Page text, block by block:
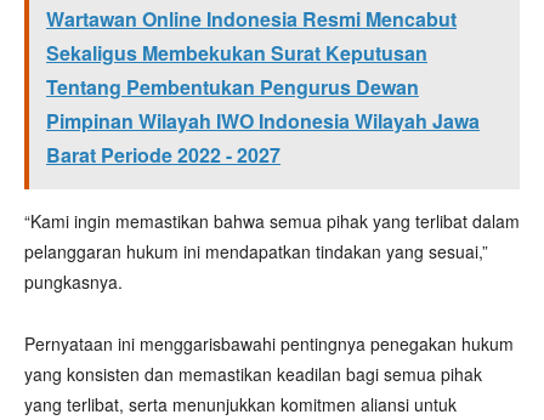
Wartawan Online Indonesia Resmi Mencabut
Sekaligus Membekukan Surat Keputusan
Tentang Pembentukan Pengurus Dewan
Pimpinan Wilayah IWO Indonesia Wilayah Jawa
Barat Periode 2022 - 2027
“Kami ingin memastikan bahwa semua pihak yang terlibat dalam
pelanggaran hukum ini mendapatkan tindakan yang sesuai,”
pungkasnya.
Pernyataan ini menggarisbawahi pentingnya penegakan hukum
yang konsisten dan memastikan keadilan bagi semua pihak
yang terlibat, serta menunjukkan komitmen aliansi untuk